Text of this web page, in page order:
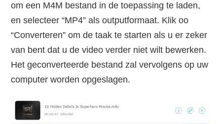
om een M4M bestand in de toepassing te laden,
en selecteer “MP4” als outputformaat. Klik oo
“Converteren” om de taak te starten als u er zeker
van bent dat u de video verder niet wilt bewerken.
Het geconverteerde bestand zal vervolgens op uw
computer worden opgeslagen.